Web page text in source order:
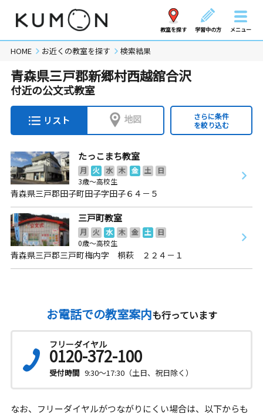
教室を探す 学習中の方 メニュー
HOME お近くの教室を探す 検索結果
青森県三戸郡新郷村西越舘合沢
付近の公文式教室
リスト 地図
さらに条件
を絞り込む
たっこまち教室
月 火 水 木 金 土
日
3歳～高校生
青森県三戸郡田子町田子字田子６４－５
三戸町教室
月 火 水 木 金 土
日
0歳～高校生
青森県三戸郡三戸町梅内字 桐萩 ２２４－１
お電話での教室案内も行っています
フリーダイヤル
0120-372-100
受付時間 9:30～17:30（土日、祝日除く）
なお、フリーダイヤルがつながりにくい場合は、以下からも